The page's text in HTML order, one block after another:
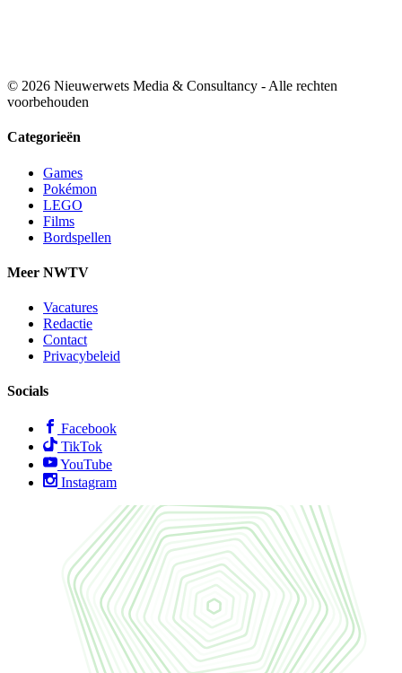
© 2026 Nieuwerwets Media & Consultancy - Alle rechten
voorbehouden
Categorieën
Games
Pokémon
LEGO
Films
Bordspellen
Meer NWTV
Vacatures
Redactie
Contact
Privacybeleid
Socials
Facebook
TikTok
YouTube
Instagram